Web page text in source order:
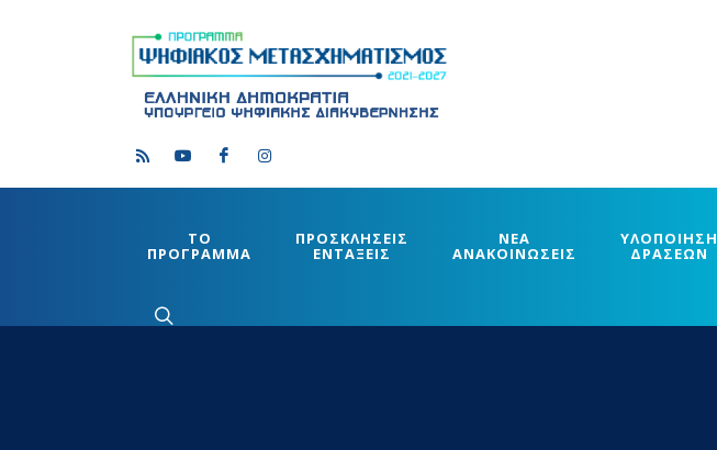
ΤΟ
ΠΡΟΓΡΑΜΜΑ
ΠΡΟΣΚΛΗΣΕΙΣ
ΕΝΤΑΞΕΙΣ
ΝΕΑ
ΑΝΑΚΟΙΝΩΣΕΙΣ
ΥΛΟΠΟΙΗΣΗ
ΔΡΑΣΕΩΝ